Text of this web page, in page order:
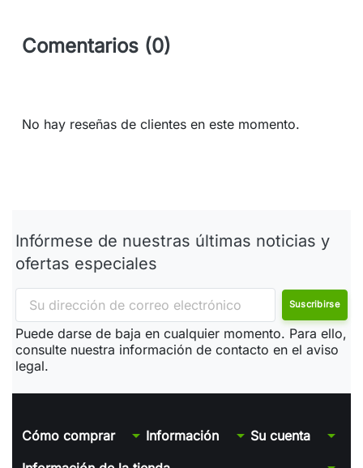
Comentarios (0)
No hay reseñas de clientes en este momento.
Infórmese de nuestras últimas noticias y
ofertas especiales
Puede darse de baja en cualquier momento. Para ello,
consulte nuestra información de contacto en el aviso
legal.
Cómo comprar arrow_drop_down Información arrow_drop_down Su cuenta arrow_drop_down